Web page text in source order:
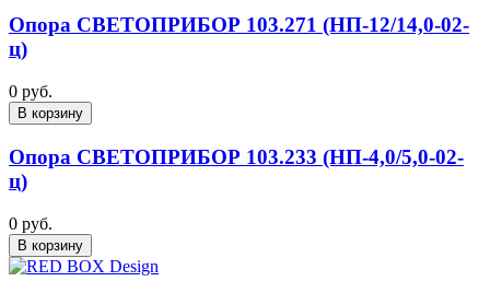
Опора СВЕТОПРИБОР 103.271 (НП-12/14,0-02-
ц)
0 руб.
В корзину
Опора СВЕТОПРИБОР 103.233 (НП-4,0/5,0-02-
ц)
0 руб.
В корзину